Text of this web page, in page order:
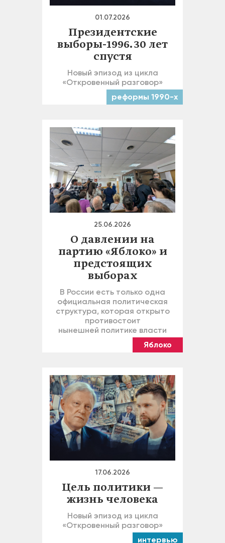
01.07.2026
Президентские
выборы-1996. 30 лет
спустя
Новый эпизод из цикла
«Откровенный разговор»
реформы 1990-х
25.06.2026
О давлении на
партию «Яблоко» и
предстоящих
выборах
В России есть только одна
официальная политическая
структура, которая открыто
противостоит
нынешней политике власти
Яблоко
17.06.2026
Цель политики —
жизнь человека
Новый эпизод из цикла
«Откровенный разговор»
интервью